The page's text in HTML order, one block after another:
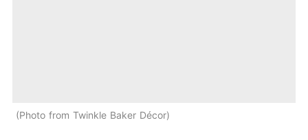
Photo from Twinkle Baker Décor